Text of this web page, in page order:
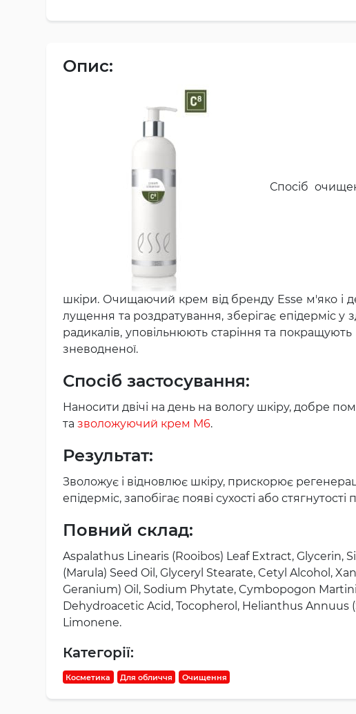
Опис:
Спосіб
шкіри. Очищаючий крем від бренду Esse м'яко і
лущення та роздратування, зберігає епідерміс у
радикалів, уповільнюють старіння та
зневодненої.
Спосіб застосування:
Наносити двічі на день на вологу шкіру, добре
та зволожуючий крем М6.
Результат:
Зволожує і відновлює шкіру, прискорює
епідерміс, запобігає появі сухості або
Повний склад:
Aspalathus Linearis (Rooibos) Leaf Extract, Glycerin,
(Marula) Seed Oil, Glyceryl Stearate, Cetyl Alcohol,
Geranium) Oil, Sodium Phytate, Cymbopogon
Dehydroacetic Acid, Tocopherol, Helianthus Annuus
Limonene.
Категорії:
Косметика Для обличчя Очищення